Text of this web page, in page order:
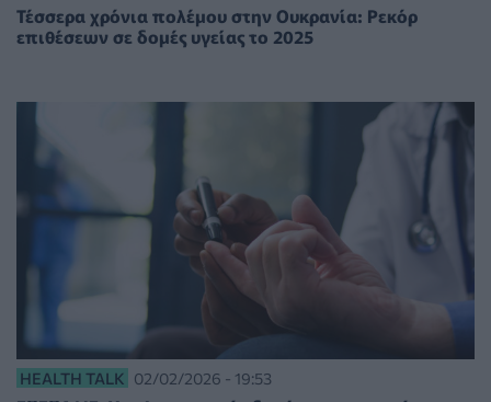
Τέσσερα χρόνια πολέμου στην Ουκρανία: Ρεκόρ
επιθέσεων σε δομές υγείας το 2025
HEALTH TALK 02/02/2026 - 19:53